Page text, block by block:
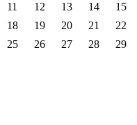
11 12 13 14
15
18 19 20 21
22
25 26 27 28
29